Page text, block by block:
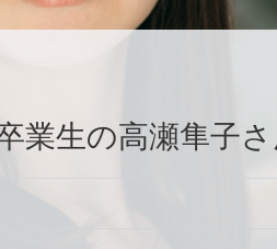
業生の高瀬隼子